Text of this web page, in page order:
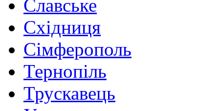
Славське
Східниця
Сімферополь
Тернопіль
Трускавець